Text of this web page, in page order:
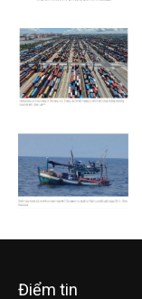
Điểm tin